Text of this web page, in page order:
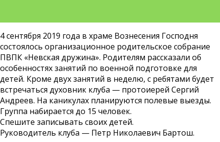
4 сентября 2019 года в храме Вознесения Господня
состоялось организационное родительское собрание
ПВПК «Невская дружина». Родителям рассказали об
особенностях занятий по военной подготовке для
детей. Кроме двух занятий в неделю, с ребятами будет
встречаться духовник клуба — протоиерей Сергий
Андреев. На каникулах планируются полевые выезды.
Группа набирается до 15 человек.
Спешите записывать своих детей.
Руководитель клуба — Петр Николаевич Бартош.